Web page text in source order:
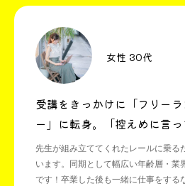
女性 30代
受講をきっかけに「フリー
ー」に転身。「控えめに言っ
先生が組み立ててくれたレールに乗る
います。同期として幅広い年齢層・業
です！卒業した後も一緒に仕事をする